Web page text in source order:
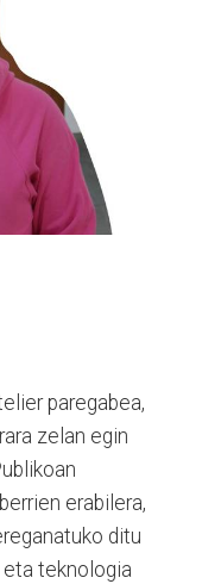
paregabea,
zelan egin
erabilera,
ditu
teknologia